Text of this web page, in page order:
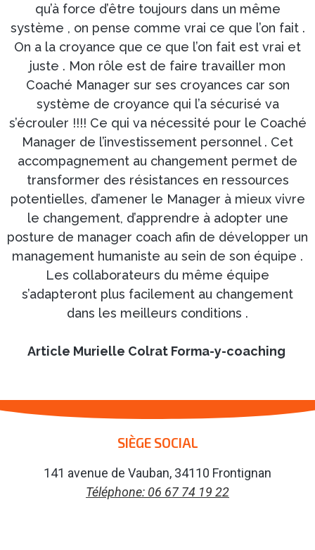
qu’à force d’être toujours dans un même
système , on pense comme vrai ce que l’on fait .
On a la croyance que ce que l’on fait est vrai et
juste . Mon rôle est de faire travailler mon
Coaché Manager sur ses croyances car son
système de croyance qui l’a sécurisé va
s’écrouler !!!! Ce qui va nécessité pour le Coaché
Manager de l’investissement personnel . Cet
accompagnement au changement permet de
transformer des résistances en ressources
potentielles, d’amener le Manager à mieux vivre
le changement, d’apprendre à adopter une
posture de manager coach afin de développer un
management humaniste au sein de son équipe .
Les collaborateurs du même équipe
s’adapteront plus facilement au changement
dans les meilleurs conditions .
Article Murielle Colrat Forma-y-coaching
SIÈGE SOCIAL
141 avenue de Vauban, 34110 Frontignan
Téléphone: 06 67 74 19 22